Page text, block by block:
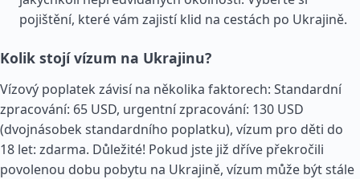
pojištění, které vám zajistí klid na cestách po Ukrajině.
Kolik stojí vízum na Ukrajinu?
Vízový poplatek závisí na několika faktorech: Standardní
zpracování: 65 USD, urgentní zpracování: 130 USD
(dvojnásobek standardního poplatku), vízum pro děti do
18 let: zdarma. Důležité! Pokud jste již dříve překročili
povolenou dobu pobytu na Ukrajině, vízum může být stále